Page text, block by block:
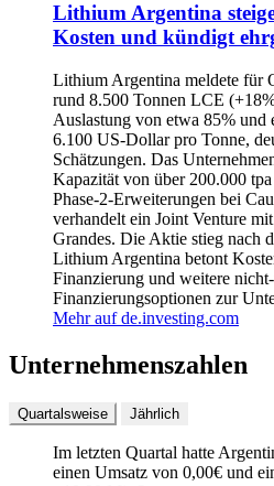
Lithium Argentina
Kosten und kündigt
Lithium Argentina meldete für
rund 8.500 Tonnen LCE
Auslastung von etwa 85% und
6.100 US-Dollar pro Tonne,
Schätzungen. Das
Kapazität von über 200.000
Phase‑2‑Erweiterungen bei
verhandelt ein Joint Venture
Grandes. Die Aktie stieg nach
Lithium Argentina betont
Finanzierung und weitere
Finanzierungsoptionen zur
Mehr auf de.investing.com
Unternehmenszahlen
Quartalsweise Jährlich
Im letzten Quartal hatte
einen Umsatz von 0,00€ und